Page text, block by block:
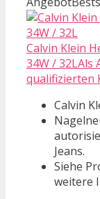
Calvin Klein
34W / 32LAls
qualifizierten
Calvin
Jeans.
Siehe
weitere